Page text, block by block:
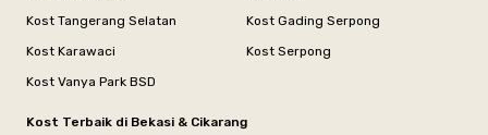
Kost Tangerang Selatan
Kost Gading Serpong
Kost Karawaci
Kost Serpong
Kost Vanya Park BSD
Kost Terbaik di Bekasi & Cikarang